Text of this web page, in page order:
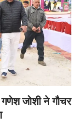
जोशी ने गौचर